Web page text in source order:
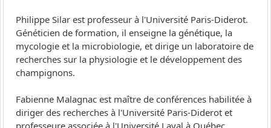
Philippe Silar est professeur à l'Université Paris-Diderot.
Généticien de formation, il enseigne la génétique, la
mycologie et la microbiologie, et dirige un laboratoire de
recherches sur la physiologie et le développement des
champignons.
Fabienne Malagnac est maître de conférences habilitée à
diriger des recherches à l'Université Paris-Diderot et